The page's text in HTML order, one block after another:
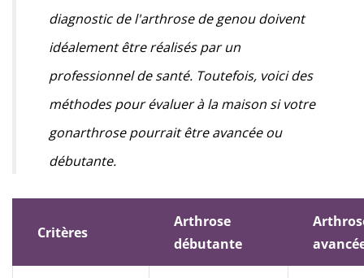
diagnostic de l'arthrose de genou doivent
idéalement être réalisés par un
professionnel de santé. Toutefois, voici des
méthodes pour évaluer à la maison si votre
gonarthrose pourrait être avancée ou
débutante.
Critères
Arthrose
débutante